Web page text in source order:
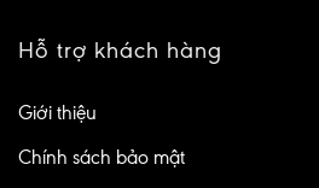
Hỗ trợ khách hàng
Giới thiệu
Chính sách bảo mật